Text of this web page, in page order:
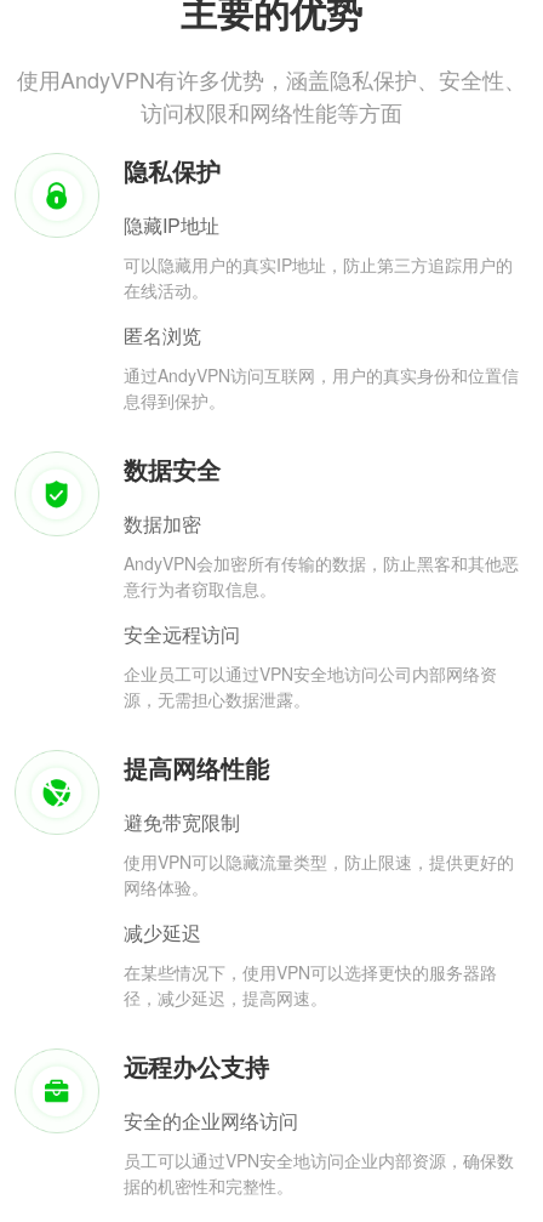
主要的优势
使用AndyVPN有许多优势，涵盖隐私保护、安全性、
访问权限和网络性能等方面
隐私保护
隐藏IP地址
可以隐藏用户的真实IP地址，防止第三方追踪用户的
在线活动。
匿名浏览
通过AndyVPN访问互联网，用户的真实身份和位置信
息得到保护。
数据安全
数据加密
AndyVPN会加密所有传输的数据，防止黑客和其他恶
意行为者窃取信息。
安全远程访问
企业员工可以通过VPN安全地访问公司内部网络资
源，无需担心数据泄露。
提高网络性能
避免带宽限制
使用VPN可以隐藏流量类型，防止限速，提供更好的
网络体验。
减少延迟
在某些情况下，使用VPN可以选择更快的服务器路
径，减少延迟，提高网速。
远程办公支持
安全的企业网络访问
员工可以通过VPN安全地访问企业内部资源，确保数
据的机密性和完整性。